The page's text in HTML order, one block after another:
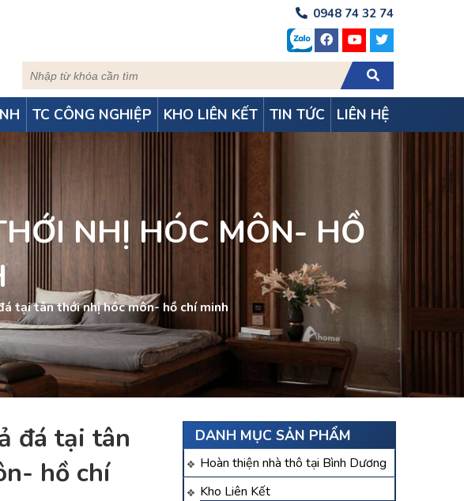
0948 74 32 74
TC CÔNG NGHIỆP KHO LIÊN KẾT TIN TỨC LIÊN HỆ
NHỊ HÓC MÔN- HỒ
tại tân thới nhị hóc môn- hồ chí minh
DANH MỤC SẢN PHẨM
Hoàn thiện nhà thô tại Bình Dương
Kho Liên Kết
đá tại tân
hồ chí